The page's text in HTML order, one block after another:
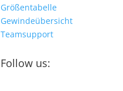
Größentabelle
Gewindeübersicht
Teamsupport
Follow us: